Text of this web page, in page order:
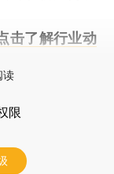
击了解行业动
读
限